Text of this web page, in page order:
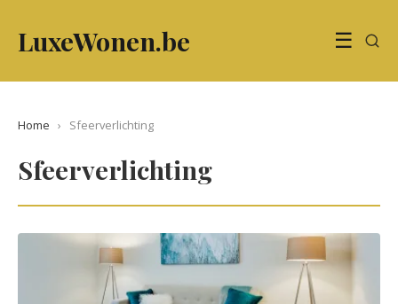
LuxeWonen.be ☰
Home › Sfeerverlichting
Sfeerverlichting